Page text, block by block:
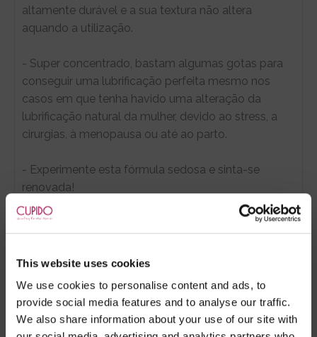
This website uses cookies
We use cookies to personalise content and ads, to
provide social media features and to analyse our traffic.
We also share information about your use of our site with
altamente durável e a sua textura não altera
aquando a utilização.
- Super concentrado, bastam algumas gotas para
conseguir uma lubrificação perfeita mesmo nos
casos em que tenha havido uma alteração da
lubrificação natural da mulher, devido ao stress, a
cirurgias, à menopausa ou até ao parto.
- Experimente esta fórmula sedosa e sinta-se
renovada!
- À base de silicone;
- Sem conservantes;
- Sem perfumes.
- Apresenta-se em embalagens frasco, de 30ml